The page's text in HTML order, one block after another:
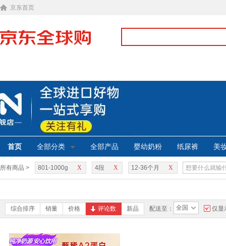
京东首页
首页 全部分类 全部产品 婴幼奶粉 纸尿裤 美
所有商品 > X
801-1000g X
4段 X
12-36个月
综合排序 销量 价格 评论数 新品 配送至： 全国 仅显